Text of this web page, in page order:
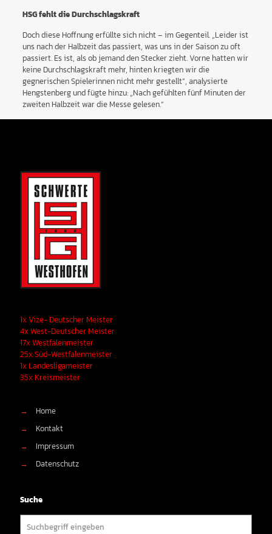
HSG fehlt die Durchschlagskraft
Doch diese Hoffnung erfüllte sich nicht – im Gegenteil. „Leider ist
uns nach der Halbzeit das passiert, was uns in der Saison zu oft
passiert. Es ist, als ob jemand den Stecker zieht. Vorne hatten wir
keine Durchschlagskraft mehr, hinten kriegten wir die
gegnerischen Spielerinnen nicht mehr gestellt“, analysierte
Hengstenberg und fügte hinzu: „Nach gefühlten fünf Minuten der
zweiten Halbzeit war die Messe gelesen.“
1x Vize- Deutscher Meister
4x West-Deutscher Meister
17x Westfalenmeister
25x Süd-Westfalenmeister
1x Landesligameister
35x Kreismeister
→
Home
→
Kontakt
→
Impressum
→
Datenschutz
Suche